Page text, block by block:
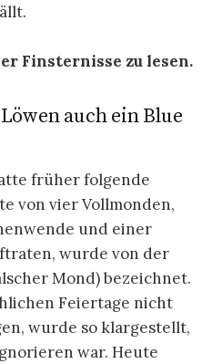
Finsternisse zu lesen.
auch ein Blue
früher folgende
von vier Vollmonden,
und einer
wurde von der
Mond) bezeichnet.
Feiertage nicht
wurde so klargestellt,
war. Heute